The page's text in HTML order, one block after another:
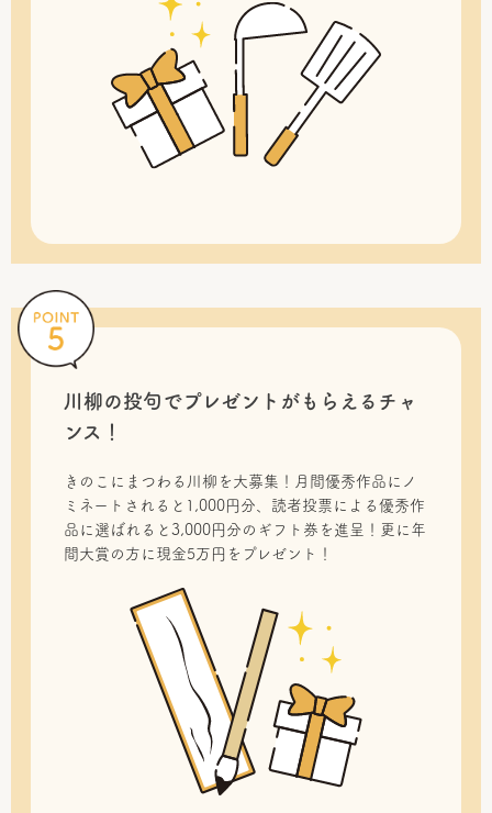
川柳の投句でプレゼントがもらえるチャ
ンス！
きのこにまつわる川柳を大募集！月間優秀作品にノ
ミネートされると1,000円分、読者投票による優秀作
品に選ばれると3,000円分のギフト券を進呈！更に年
間大賞の方に現金5万円をプレゼント！